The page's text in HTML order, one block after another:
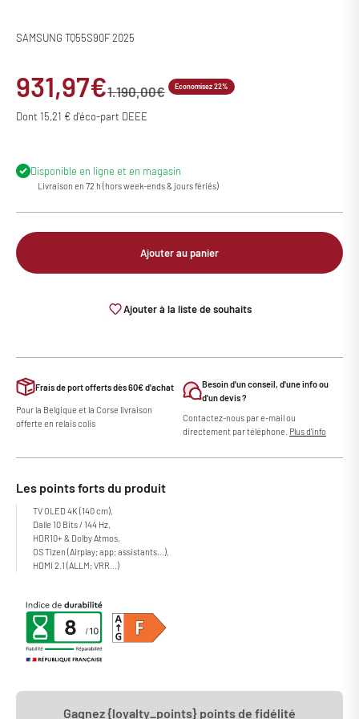
SAMSUNG TQ55S90F 2025
Prix de vente
931,97€Prix normal
1.190,00€ Economisez 22%
Dont 15,21 € d'éco-part DEEE
Disponible en ligne et en magasin
Livraison en 72 h (hors week-ends & jours fériés)
Ajouter au panier
Ajouter à la liste de souhaits
Frais de port offerts dès 60€ d'achat
Pour la Belgique et la Corse livraison
offerte en relais colis
Besoin d'un conseil, d'une info ou
d'un devis ?
Contactez-nous par e-mail ou
directement par téléphone. Plus d'info
Les points forts du produit
TV OLED 4K (140 cm),
Dalle 10 Bits / 144 Hz,
HDR10+ & Dolby Atmos,
OS Tizen (Airplay; app; assistants...),
HDMI 2.1 (ALLM; VRR...)
Gagnez {loyalty_points} points de fidélité